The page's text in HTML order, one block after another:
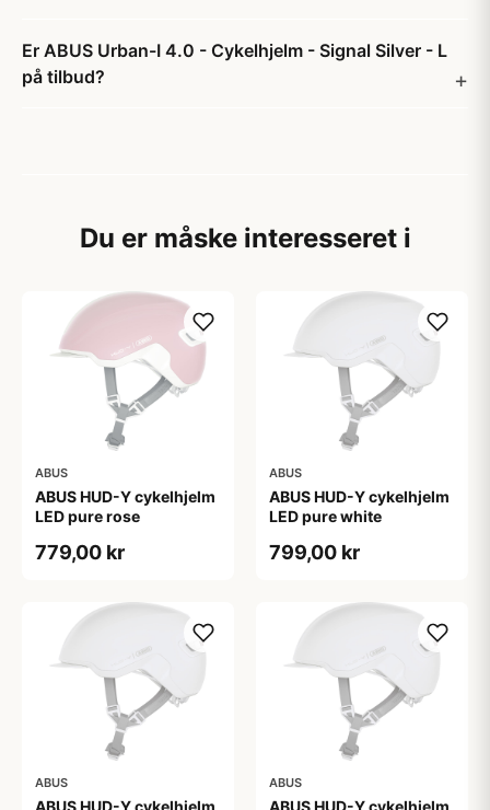
Er ABUS Urban-I 4.0 - Cykelhjelm - Signal Silver - L
på tilbud?
Du er måske interesseret i
ABUS
ABUS HUD-Y cykelhjelm
LED pure rose
779,00 kr
ABUS
ABUS HUD-Y cykelhjelm
LED pure white
799,00 kr
ABUS
ABUS HUD-Y cykelhjelm
ABUS
ABUS HUD-Y cykelhjelm